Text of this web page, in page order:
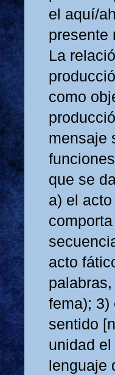
el aquí/
presente
La
como
mensaje
que se
a) el
acto
fema); 3)
sentido
unidad
lenguaje